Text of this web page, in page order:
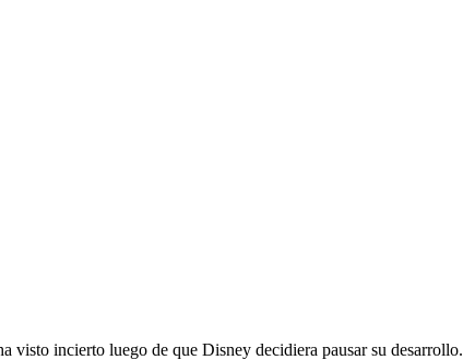
visto incierto luego de que Disney decidiera pausar su desarrollo.